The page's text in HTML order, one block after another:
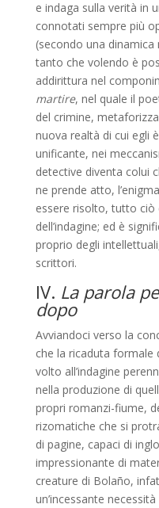
e indaga sulla verità in
connotati sempre più
(secondo una
tanto che volendo è
addirittura nel
martire, nel quale il
del crimine,
nuova realtà di cui egli
unificante, nei
detective diventa colui
ne prende atto,
essere risolto, tutto
dell’indagine; ed è
proprio degli
scrittori.
IV. La parola
dopo
Avviandoci verso la
che la ricaduta
volto all’indagine
nella produzione di
propri romanzi-fiume,
rizomatiche che si
di pagine, capaci di
impressionante di
creature di Bolaño,
un’incessante